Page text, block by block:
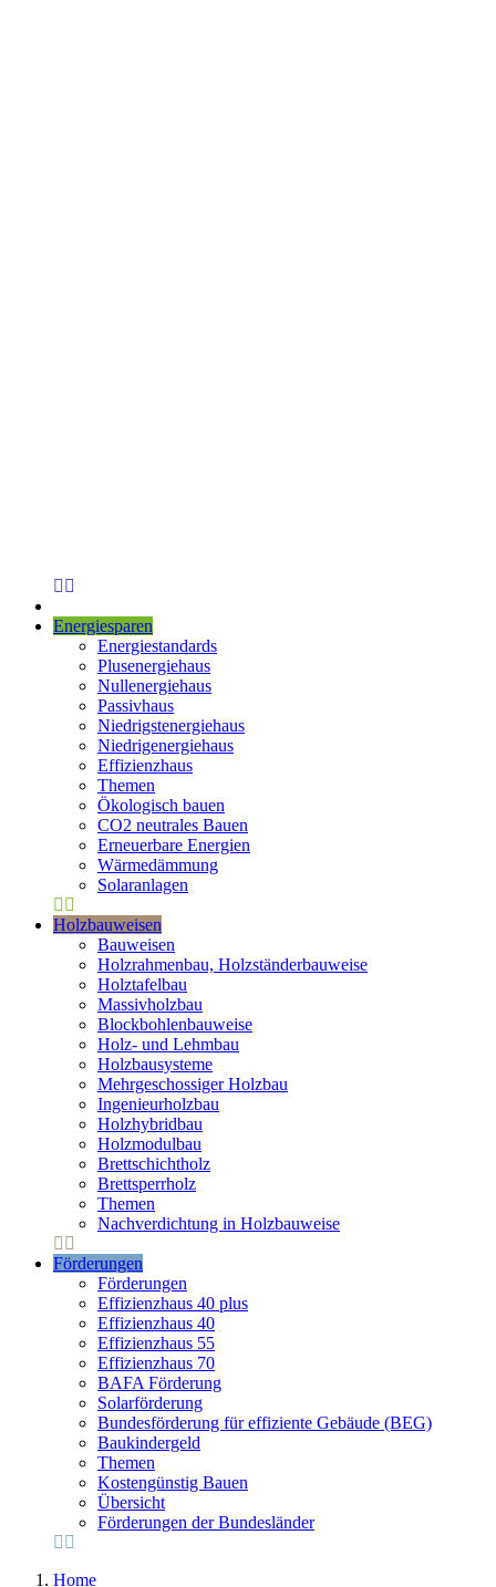
Energiesparen
Energiestandards
Plusenergiehaus
Nullenergiehaus
Passivhaus
Niedrigstenergiehaus
Niedrigenergiehaus
Effizienzhaus
Themen
Ökologisch bauen
CO2 neutrales Bauen
Erneuerbare Energien
Wärmedämmung
Solaranlagen
Holzbauweisen
Bauweisen
Holzrahmenbau, Holzständerbauweise
Holztafelbau
Massivholzbau
Blockbohlenbauweise
Holz- und Lehmbau
Holzbausysteme
Mehrgeschossiger Holzbau
Ingenieurholzbau
Holzhybridbau
Holzmodulbau
Brettschichtholz
Brettsperrholz
Themen
Nachverdichtung in Holzbauweise
Förderungen
Förderungen
Effizienzhaus 40 plus
Effizienzhaus 40
Effizienzhaus 55
Effizienzhaus 70
BAFA Förderung
Solarförderung
Bundesförderung für effiziente Gebäude (BEG)
Baukindergeld
Themen
Kostengünstig Bauen
Übersicht
Förderungen der Bundesländer
Home